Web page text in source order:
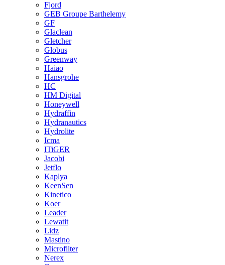
Fjord
GEB Groupe Barthelemy
GF
Glaclean
Gletcher
Globus
Greenway
Haiao
Hansgrohe
HC
HM Digital
Honeywell
Hydraffin
Hydranautics
Hydrolite
Icma
ITiGER
Jacobi
Jetflo
Kaplya
KeenSen
Kinetico
Koer
Leader
Lewatit
Lidz
Mastino
Microfilter
Nerex